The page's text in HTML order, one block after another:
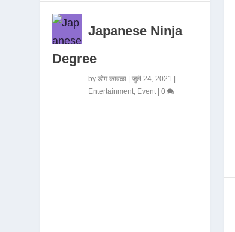
Japanese Ninja
Degree
byडोम कावळा |जुलै 24, 2021 |
Entertainment Event |0